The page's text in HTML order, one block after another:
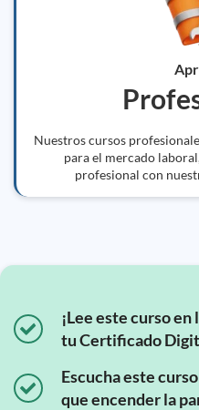
Nuestros cursos
para el mercado
profesional con
¡Lee este curso
tu Certificado
Escucha este
que encender la